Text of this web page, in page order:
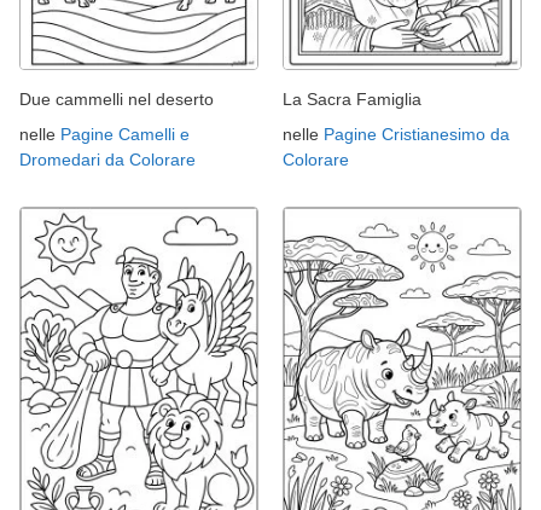
Due cammelli nel deserto
nelle Pagine Camelli e
Dromedari da Colorare
La Sacra Famiglia
nelle Pagine Cristianesimo da
Colorare